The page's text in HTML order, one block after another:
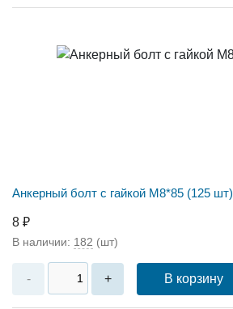
Анкерный болт с гайкой М8*85 (125 шт)
8 ₽
В наличии: 182 (шт)
- + В корзину